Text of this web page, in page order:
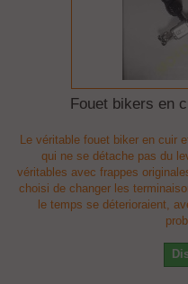
Fouet bikers en
Le véritable fouet biker en cuir
qui ne se détache pas du
véritables avec frappes
choisi de changer les
le temps se déterioraient,